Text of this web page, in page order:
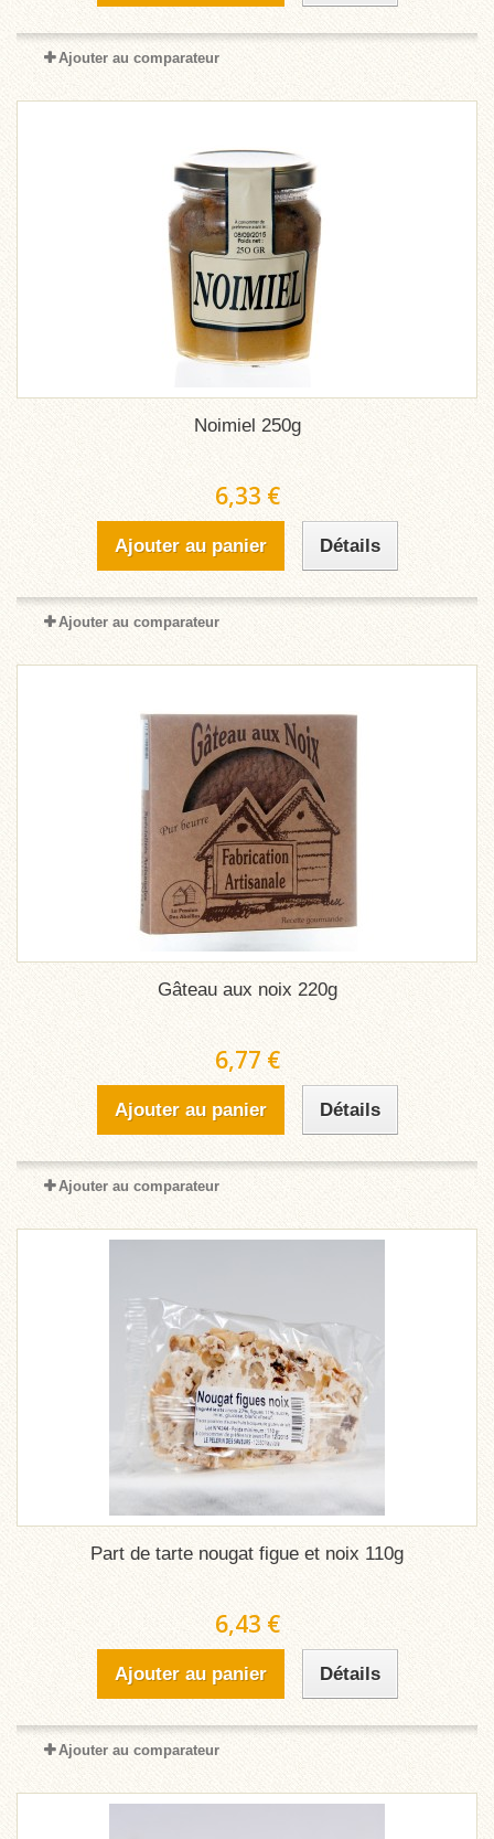
Ajouter au comparateur
Noimiel 250g
6,33 €
Ajouter au panier Détails
Ajouter au comparateur
Gâteau aux noix 220g
6,77 €
Ajouter au panier Détails
Ajouter au comparateur
Part de tarte nougat figue et noix 110g
6,43 €
Ajouter au panier Détails
Ajouter au comparateur